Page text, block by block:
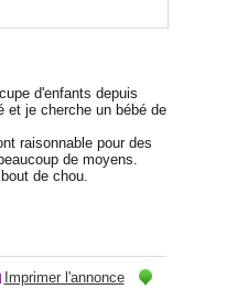
d'enfants depuis
et je cherche un bébé de
raisonnable pour des
de moyens.
de chou.
Imprimer l'annonce